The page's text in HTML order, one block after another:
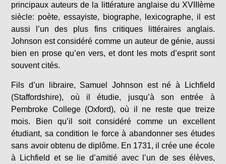
principaux auteurs de la littérature anglaise du XVIIIème
siècle: poète, essayiste, biographe, lexicographe, il est
aussi l’un des plus fins critiques littéraires anglais.
Johnson est considéré comme un auteur de génie, aussi
bien en prose qu’en vers, et dont les mots d’esprit sont
souvent cités.
Fils d’un libraire, Samuel Johnson est né à Lichfield
(Staffordshire), où il étudie, jusqu’à son entrée à
Pembroke College (Oxford), où il ne reste que treize
mois. Bien qu’il soit considéré comme un excellent
étudiant, sa condition le force à abandonner ses études
sans avoir obtenu de diplôme. En 1731, il crée une école
à Lichfield et se lie d’amitié avec l’un de ses élèves,